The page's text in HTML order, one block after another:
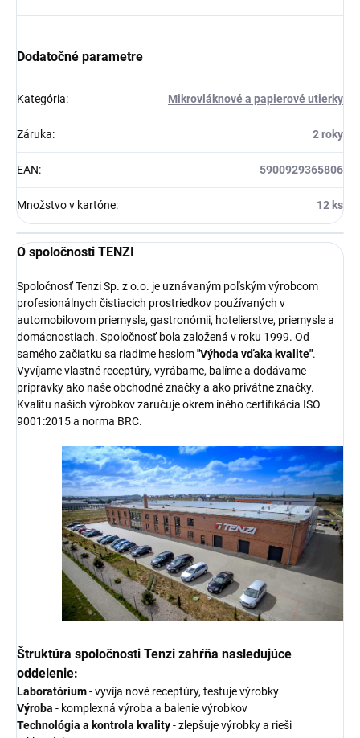
Dodatočné parametre
Kategória: Mikrovláknové a papierové utierky
Záruka: 2 roky
EAN: 5900929365806
Množstvo v kartóne: 12 ks
O spoločnosti TENZI
Spoločnosť Tenzi Sp. z o.o. je uznávaným poľským výrobcom
profesionálnych čistiacich prostriedkov používaných v
automobilovom priemysle, gastronómii, hotelierstve, priemysle a
domácnostiach. Spoločnosť bola založená v roku 1999. Od
samého začiatku sa riadime heslom"Výhoda vďaka kvalite".
Vyvíjame vlastné receptúry, vyrábame, balíme a dodávame
prípravky ako naše obchodné značky a ako privátne značky.
Kvalitu našich výrobkov zaručuje okrem iného certifikácia ISO
9001:2015 a norma BRC.
Štruktúra spoločnosti Tenzi zahŕňa nasledujúce
oddelenie:
Laboratórium- vyvíja nové receptúry, testuje výrobky
Výroba - komplexná výroba a balenie výrobkov
Technológia a kontrola kvality- zlepšuje výrobky a rieši